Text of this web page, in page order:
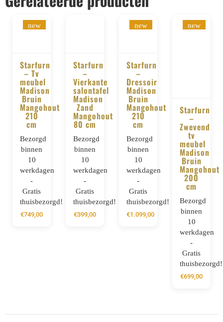
BESTELLEN
new
Starfurn
– Tv
meubel
Madison
Bruin
Mangohout
210
cm
Bezorgd
binnen
10
werkdagen
-
Gratis
thuisbezorgd!
€749,00
BESTELLEN
Starfurn
–
Vierkante
salontafel
Madison
Zand
Mangohout
80 cm
Bezorgd
binnen
10
werkdagen
-
Gratis
thuisbezorgd!
€399,00
BESTELLEN
new
Starfurn
–
Dressoir
Madison
Bruin
Mangohout
210
cm
Bezorgd
binnen
10
werkdagen
-
Gratis
thuisbezorgd!
€1.099,00
BESTELLEN
new
Starfurn
–
Zwevend
tv
meubel
Madison
Bruin
Mangohout
200
cm
Bezorgd
binnen
10
werkdagen
-
Gratis
thuisbezorgd!
€699,00